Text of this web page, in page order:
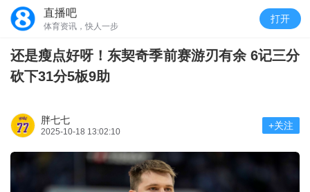
直播吧
体育资讯，快人一步
打开
还是瘦点好呀！东契奇季前赛游刃有余 6记三分
砍下31分5板9助
胖七七
2025-10-18 13:02:10
+关注